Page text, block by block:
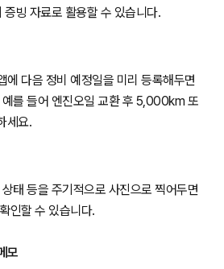
빙 자료로 활용할 수 있습니다.
에 다음 정비 예정일을 미리 등록해두면
예를 들어 엔진오일 교환 후 5,000km 또
세요.
태 등을 주기적으로 사진으로 찍어두면
인할 수 있습니다.
모